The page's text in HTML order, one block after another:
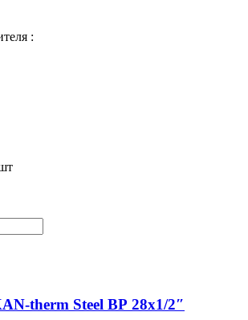
:
therm Steel ВР 28x1/2″